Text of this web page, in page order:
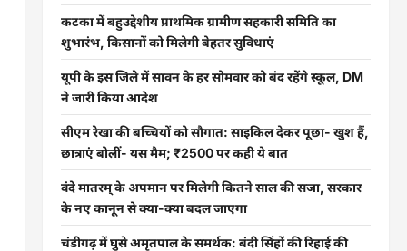
कटका में बहुउद्देशीय प्राथमिक ग्रामीण सहकारी समिति का
शुभारंभ, किसानों को मिलेगी बेहतर सुविधाएं
यूपी के इस जिले में सावन के हर सोमवार को बंद रहेंगे स्कूल, DM
ने जारी किया आदेश
सीएम रेखा की बच्चियों को सौगात: साइकिल देकर पूछा- खुश हैं,
छात्राएं बोलीं- यस मैम; ₹2500 पर कही ये बात
वंदे मातरम् के अपमान पर मिलेगी कितने साल की सजा, सरकार
के नए कानून से क्या-क्या बदल जाएगा
चंडीगढ़ में घुसे अमृतपाल के समर्थक: बंदी सिंहों की रिहाई की